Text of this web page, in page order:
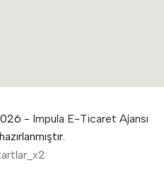
- Impula E-Ticaret Ajansı